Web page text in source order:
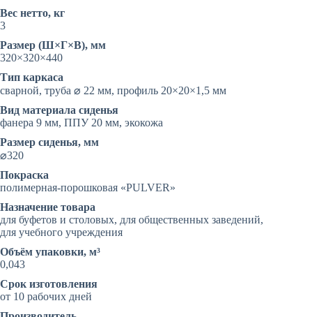
Вес нетто, кг
3
Размер (Ш×Г×В), мм
320×320×440
Тип каркаса
сварной, труба ⌀ 22 мм, профиль 20×20×1,5 мм
Вид материала сиденья
фанера 9 мм, ППУ 20 мм, экокожа
Размер сиденья, мм
⌀320
Покраска
полимерная-порошковая «PULVER»
Назначение товара
для буфетов и столовых, для общественных заведений,
для учебного учреждения
Объём упаковки, м³
0,043
Срок изготовления
от 10 рабочих дней